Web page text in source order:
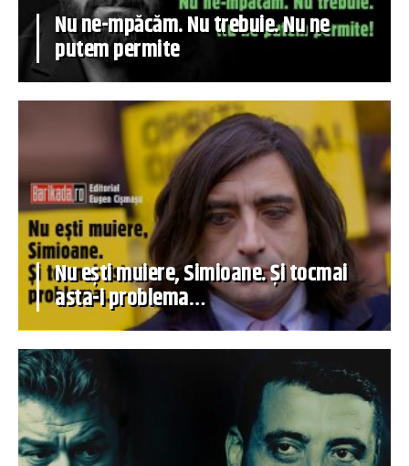
Nu ne-mpăcăm. Nu trebuie. Nu ne
putem permite
Nu ești muiere, Simioane. Și tocmai
asta-i problema…